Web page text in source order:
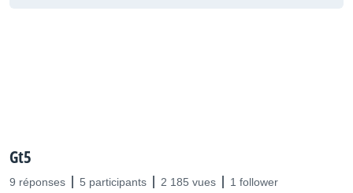
Gt5
9 réponses 5 participants 2 185 vues 1 follower